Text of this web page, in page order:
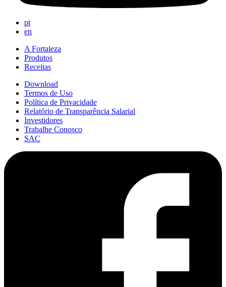
pt
en
A Fortaleza
Produtos
Receitas
Download
Termos de Uso
Política de Privacidade
Relatório de Transparência Salarial
Investidores
Trabalhe Conosco
SAC